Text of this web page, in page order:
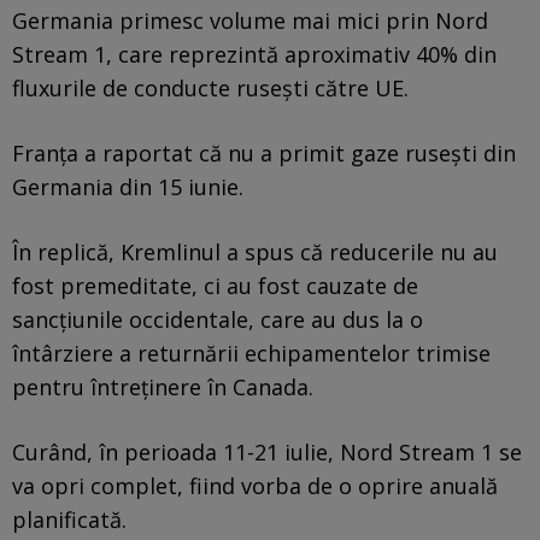
Germania primesc volume mai mici prin Nord
Stream 1, care reprezintă aproximativ 40% din
fluxurile de conducte ruseşti către UE.
Franţa a raportat că nu a primit gaze ruseşti din
Germania din 15 iunie.
În replică, Kremlinul a spus că reducerile nu au
fost premeditate, ci au fost cauzate de
sancţiunile occidentale, care au dus la o
întârziere a returnării echipamentelor trimise
pentru întreţinere în Canada.
Curând, în perioada 11-21 iulie, Nord Stream 1 se
va opri complet, fiind vorba de o oprire anuală
planificată.